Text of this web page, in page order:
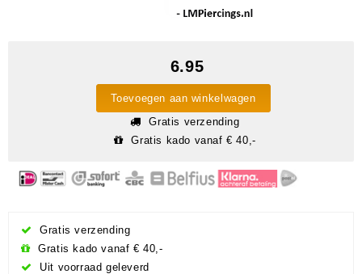
6.95
Toevoegen aan winkelwagen
Gratis verzending
Gratis kado vanaf € 40,-
Gratis verzending
Gratis kado vanaf € 40,-
Uit voorraad geleverd